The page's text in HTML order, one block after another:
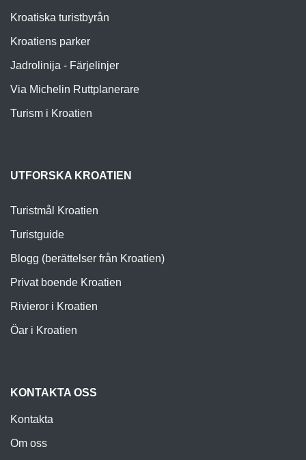
Kroatiska turistbyrån
Kroatiens parker
Jadrolinija - Färjelinjer
Via Michelin Ruttplanerare
Turism i Kroatien
UTFORSKA KROATIEN
Turistmål Kroatien
Turistguide
Blogg (berättelser från Kroatien)
Privat boende Kroatien
Rivieror i Kroatien
Öar i Kroatien
KONTAKTA OSS
Kontakta
Om oss